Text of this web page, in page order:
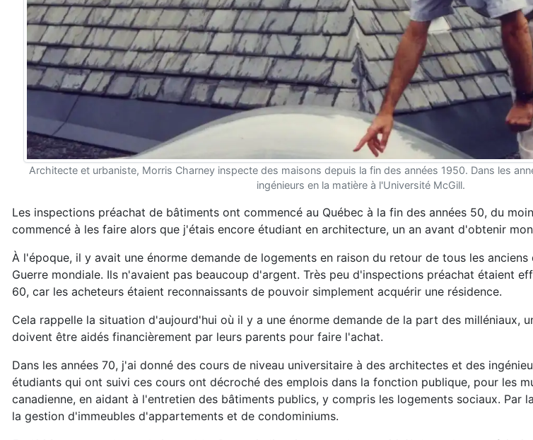
Architecte et urbaniste, Morris Charney inspecte des maisons depuis la fin des années 1950. Dans les
ingénieurs en la matière à l'Université McGill.
Les inspections préachat de bâtiments ont commencé au Québec à la fin des années 50, du
commencé à les faire alors que j'étais encore étudiant en architecture, un an avant d'obtenir
À l'époque, il y avait une énorme demande de logements en raison du retour de tous les
Guerre mondiale. Ils n'avaient pas beaucoup d'argent. Très peu d'inspections préachat étaient
60, car les acheteurs étaient reconnaissants de pouvoir simplement acquérir une résidence.
Cela rappelle la situation d'aujourd'hui où il y a une énorme demande de la part des milléniaux,
doivent être aidés financièrement par leurs parents pour faire l'achat.
Dans les années 70, j'ai donné des cours de niveau universitaire à des architectes et des
étudiants qui ont suivi ces cours ont décroché des emplois dans la fonction publique, pour les
canadienne, en aidant à l'entretien des bâtiments publics, y compris les logements sociaux. Par
la gestion d'immeubles d'appartements et de condominiums.